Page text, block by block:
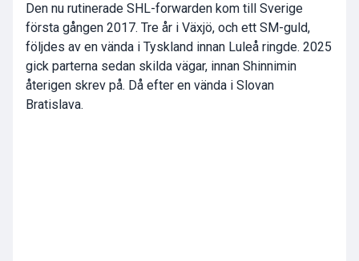
Den nu rutinerade SHL-forwarden kom till Sverige
första gången 2017. Tre år i Växjö, och ett SM-guld,
följdes av en vända i Tyskland innan Luleå ringde. 2025
gick parterna sedan skilda vägar, innan Shinnimin
återigen skrev på. Då efter en vända i Slovan
Bratislava.